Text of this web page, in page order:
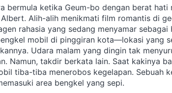
bermula ketika Geum-bo dengan berat hati
Alih-alih menikmati film romantis di
rahasia yang sedang menyamar
mobil di pinggiran kota—lokasi yang
Udara malam yang dingin tak
Namun, takdir berkata lain. Saat kakinya
tiba-tiba menerobos kegelapan. Sebuah
area bengkel yang sepi.